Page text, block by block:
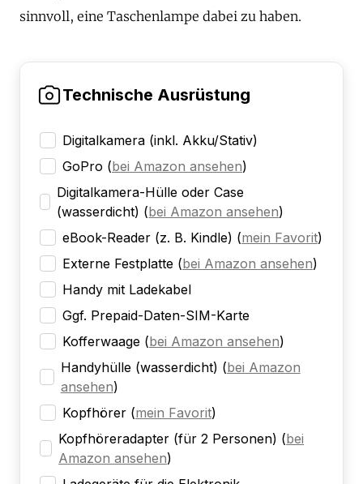
sinnvoll, eine Taschenlampe dabei zu haben.
Technische Ausrüstung
Digitalkamera (inkl. Akku/Stativ)
GoPro (bei Amazon ansehen)
Digitalkamera-Hülle oder Case
(wasserdicht) (bei Amazon ansehen)
eBook-Reader (z. B. Kindle) (mein Favorit)
Externe Festplatte (bei Amazon ansehen)
Handy mit Ladekabel
Ggf. Prepaid-Daten-SIM-Karte
Kofferwaage (bei Amazon ansehen)
Handyhülle (wasserdicht) (bei Amazon
ansehen)
Kopfhörer (mein Favorit)
Kopfhöreradapter (für 2 Personen) (bei
Amazon ansehen)